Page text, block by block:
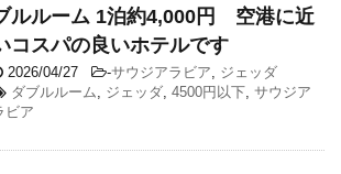
ルルーム 1泊約4,000円 空港に近
コスパの良いホテルです
2026/04/27 -サウジアラビア
ジェッダ
ダブルルーム
ジェッダ 4500円以下 サウジア
ビア